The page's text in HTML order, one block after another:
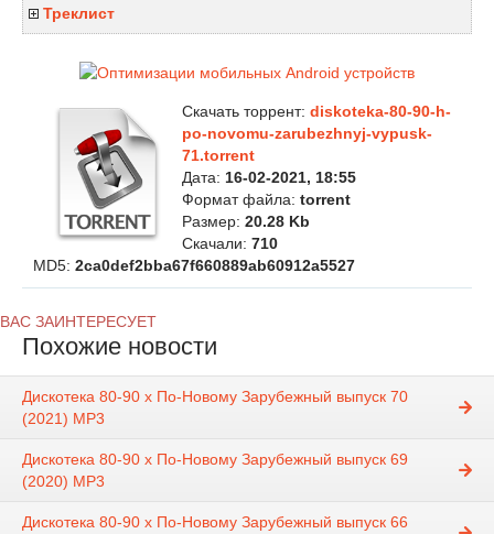
Треклист
Скачать торрент: diskoteka-80-90-h-
po-novomu-zarubezhnyj-vypusk-
71.torrent
Дата: 16-02-2021, 18:55
Формат файла: torrent
Размер: 20.28 Kb
Скачали: 710
MD5: 2ca0def2bba67f660889ab60912a5527
ВАС ЗАИНТЕРЕСУЕТ
Похожие новости
Дискотека 80-90 х По-Новому Зарубежный выпуск 70
(2021) MP3
Дискотека 80-90 х По-Новому Зарубежный выпуск 69
(2020) MP3
Дискотека 80-90 х По-Новому Зарубежный выпуск 66